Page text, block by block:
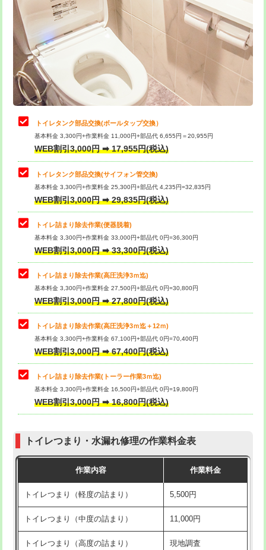
トイレタンク部品交換(ボールタップ交換）
基本料金 3,300円+作業料金 11,000円+部品代 6,655円＝20,955円
WEB割引3,000円 ➡ 17,955円(税込)
トイレタンク部品交換(サイフォン管交換)
基本料金 3,300円+作業料金 25,300円+部品代 4,235円=32,835円
WEB割引3,000円 ➡ 29,835円(税込)
トイレ詰まり除去作業(便器脱着)
基本料金 3,300円+作業料金 33,000円+部品代 0円=36,300円
WEB割引3,000円 ➡ 33,300円(税込)
トイレ詰まり除去作業(高圧洗浄3ｍ迄)
基本料金 3,300円+作業料金 27,500円+部品代 0円=30,800円
WEB割引3,000円 ➡ 27,800円(税込)
トイレ詰まり除去作業(高圧洗浄3ｍ迄＋12ｍ)
基本料金 3,300円+作業料金 67,100円+部品代 0円=70,400円
WEB割引3,000円 ➡ 67,400円(税込)
トイレ詰まり除去作業(トーラー作業3ｍ迄)
基本料金 3,300円+作業料金 16,500円+部品代 0円=19,800円
WEB割引3,000円 ➡ 16,800円(税込)
トイレつまり・水漏れ修理の作業料金表
作業内容 作業料金
トイレつまり（軽度の詰まり） 5,500円
トイレつまり（中度の詰まり） 11,000円
トイレつまり（高度の詰まり） 現地調査